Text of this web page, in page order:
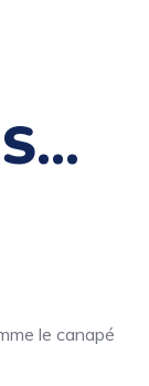
le canapé